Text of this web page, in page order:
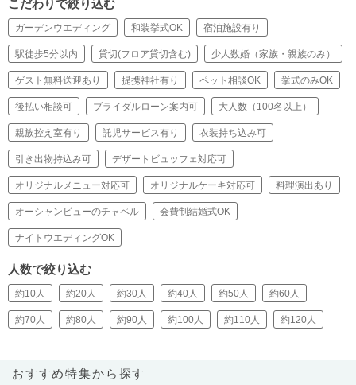
こだわりで絞り込む
ガーデンウエディング 和装挙式OK 宿泊施設有り
駅徒歩5分以内 貸切(フロア貸切含む) 少人数婚（家族・親族のみ）
ゲスト無料送迎あり 提携神社有り ペット相談OK 挙式のみOK
後払い相談可 ブライダルローン案内可 大人数（100名以上）
親族控え室有り 託児サービス有り 衣装持ち込み可
引き出物持込み可 デザートビュッフェ対応可
オリジナルメニュー対応可 オリジナルケーキ対応可 料理演出あり
オーシャンビューのチャペル 会費制結婚式OK
ナイトウエディングOK
人数で絞り込む
約10人 約20人 約30人 約40人 約50人 約60人
約70人 約80人 約90人 約100人 約110人 約120人
おすすめ特集から探す